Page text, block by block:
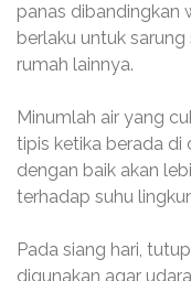
panas dibandingkan
berlaku untuk
rumah lainnya.
Minumlah air yang
tipis ketika berada di
dengan baik akan
terhadap suhu
Pada siang hari,
digunakan agar